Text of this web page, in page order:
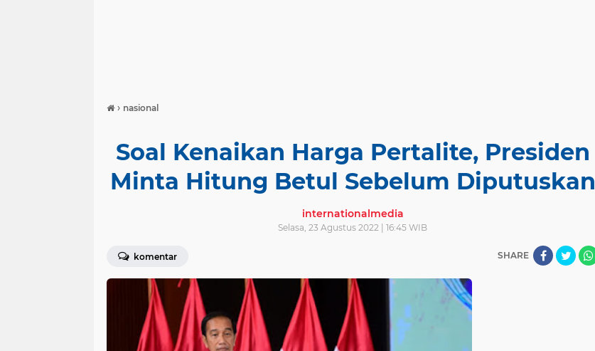
› nasional
Soal Kenaikan Harga Pertalite, Presiden
Minta Hitung Betul Sebelum Diputuskan
internationalmedia
Selasa, 23 Agustus 2022 | 16:45 WIB
komentar SHARE